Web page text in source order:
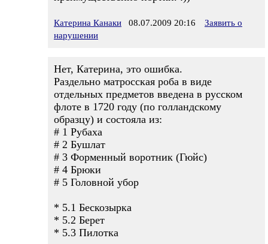
Катерина Канаки 08.07.2009 20:16
Заявить о
нарушении
Нет, Катерина, это ошибка.
Раздельно матросская роба в виде
отдельных предметов введена в русском
флоте в 1720 году (по голландскому
образцу) и состояла из:
# 1 Рубаха
# 2 Бушлат
# 3 Форменный воротник (Гюйс)
# 4 Брюки
# 5 Головной убор
* 5.1 Бескозырка
* 5.2 Берет
* 5.3 Пилотка